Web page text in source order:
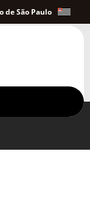
de São Paulo